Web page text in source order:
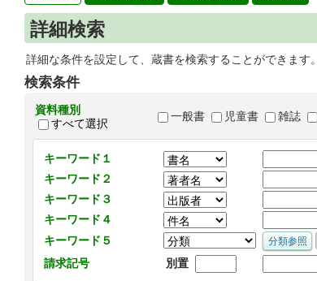
詳細検索
詳細な条件を設定して、蔵書を検索することができます。
検索条件
資料種別
すべて選択
一般書 児童書 雑誌
キーワード１
キーワード２
キーワード３
キーワード４
キーワード５
請求記号
別置